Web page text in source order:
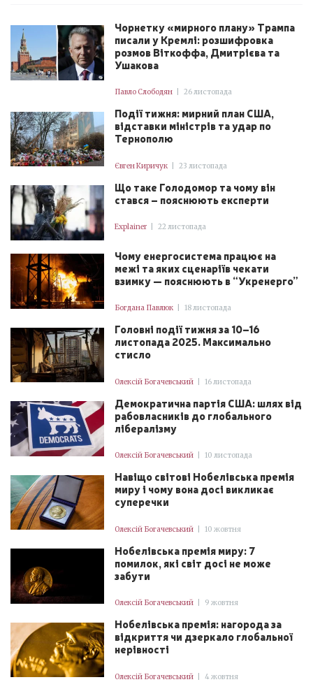
Чорнетку «мирного плану» Трампа
писали у Кремлі: розшифровка
розмов Віткоффа, Дмитрієва та
Ушакова
Павло Слободян 26 листопада
Події тижня: мирний план США,
відставки міністрів та удар по
Тернополю
Євген Киричук 23 листопада
Що таке Голодомор та чому він
стався – пояснюють експерти
Explainer 22 листопада
Чому енергосистема працює на
межі та яких сценаріїв чекати
взимку — пояснюють в “Укренерго”
Богдана Павлюк 18 листопада
Головні події тижня за 10–16
листопада 2025. Максимально
стисло
Олексій Богачевський 16 листопада
Демократична партія США: шлях від
рабовласників до глобального
лібералізму
Олексій Богачевський 10 листопада
Навіщо світові Нобелівська премія
миру і чому вона досі викликає
суперечки
Олексій Богачевський 10 жовтня
Нобелівська премія миру: 7
помилок, які світ досі не може
забути
Олексій Богачевський 9 жовтня
Нобелівська премія: нагорода за
відкриття чи дзеркало глобальної
нерівності
Олексій Богачевський 4 жовтня